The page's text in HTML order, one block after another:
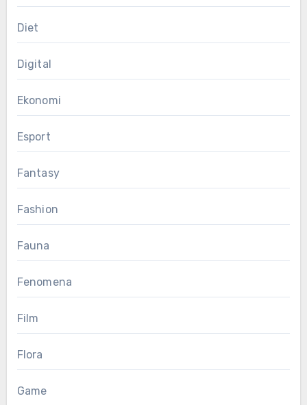
Diet
Digital
Ekonomi
Esport
Fantasy
Fashion
Fauna
Fenomena
Film
Flora
Game